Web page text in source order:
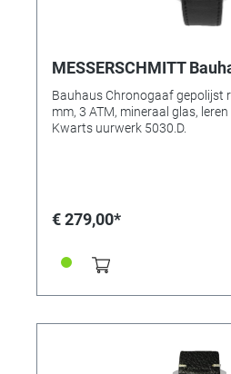
MESSERSCHMITT
Bauhaus Chronogaaf gepolijst
mm, 3 ATM, mineraal glas, leren band,
Kwarts uurwerk 5030.D.
€ 279,00*